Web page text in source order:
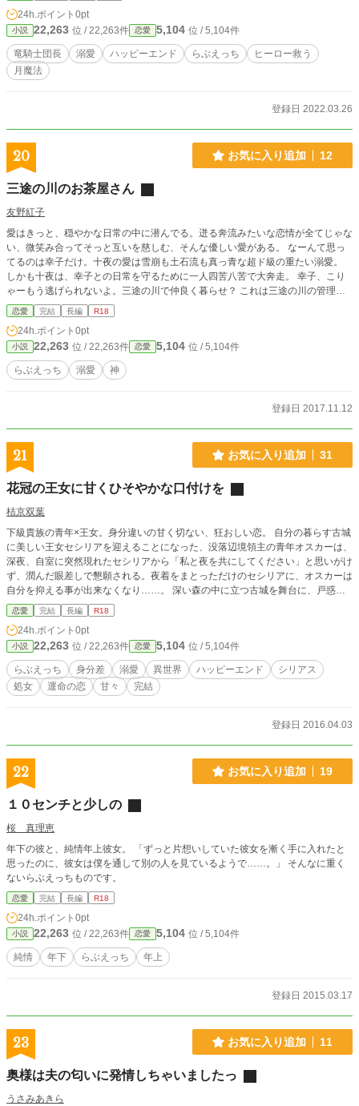
騎士団長キース。 けれど、他でもない自分の存在が、キース
を困らせてしまう国と国との争いの火種になると知ったオデ
ットは……。 幼い頃から囚われの身のため世間知らずで何も
知らない女の子が、たまに厳しい事も言うけど誰より優しく
ーのキースは花娘のリカルドと雪乙女のゴトフリーの上司
24h.ポイント 0pt
小説 22,263 位 / 22,263件 恋愛 5,104 位 / 5,104件
竜騎士団長 溺愛 ハッピーエンド らぶえっち
ヒーロー救う
月魔法
登録日 2022.03.26
20 お気に入り追加 12
三途の川のお茶屋さん
友野紅子
愛はきっと、穏やかな日常の中に潜んでる。迸る奔流みたいな恋情が全てじゃな
い、微笑み合ってそっと互いを慈しむ、そんな優しい愛がある。 なーんて思っ
てるのは幸子だけ。十夜の愛は雪崩も土石流も真っ青な超ド級の重たい溺愛。
しかも十夜は、幸子との日常を守るために一人四苦八苦で大奔走。 幸子、こり
ゃーもう逃げられないよ。三途の川で仲良く暮らせ？ これは三途の川の管理者
十夜と、三途の川のほとりでお茶屋を営む幸子の恋と日常の物語。
恋愛 完結 長編 R18
24h.ポイント 0pt
小説 22,263 位 / 22,263件 恋愛 5,104 位 / 5,104件
らぶえっち 溺愛 神
登録日 2017.11.12
21 お気に入り追加 31
花冠の王女に甘くひそやかな口付けを
桔京双葉
下級貴族の青年×王女。身分違いの甘く切ない、狂おしい恋。 自分の暮らす古城
に美しい王女セシリアを迎えることになった、没落辺境領主の青年オスカーは、
深夜、自室に突然現れたセシリアから「私と夜を共にしてください」と思いがけ
ず、潤んだ眼差しで懇願される。夜着をまとっただけのセシリアに、オスカーは
自分を抑える事が出来なくなり……。 深い森の中に立つ古城を舞台に、戸惑い
ながらも自分の立場を省みず、セシリアに強く惹かれていく領主の青年の、とろ
けそうなほど甘いロマンチックな純愛物語です。
恋愛 完結 長編 R18
24h.ポイント 0pt
小説 22,263 位 / 22,263件 恋愛 5,104 位 / 5,104件
らぶえっち 身分差 溺愛 異世界 ハッピーエンド
シリアス
処女
運命の恋 甘々 完結
登録日 2016.04.03
22 お気に入り追加 19
１０センチと少しの
桜 真理恵
年下の彼と、純情年上彼女。 「ずっと片想いしていた彼女を漸く手に入れたと
思ったのに、彼女は僕を通して別の人を見ているようで……。」 そんなに重く
ないらぶえっちものです。
恋愛 完結 長編 R18
24h.ポイント 0pt
小説 22,263 位 / 22,263件 恋愛 5,104 位 / 5,104件
純情 年下 らぶえっち 年上
登録日 2015.03.17
23 お気に入り追加 11
奥様は夫の匂いに発情しちゃいましたっ
うさみあきら